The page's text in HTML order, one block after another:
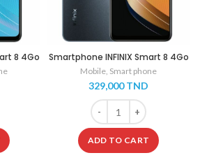
8 4Go
1 an
Smart 8 4Go 64Go - Blanc - garantie
Smartphone INFINIX Smart 8 4Go
64Go – noir- garantie 1 an
Mobile, Smart phone
329,000TND
Smartphone INFINIX
ADD TO CART